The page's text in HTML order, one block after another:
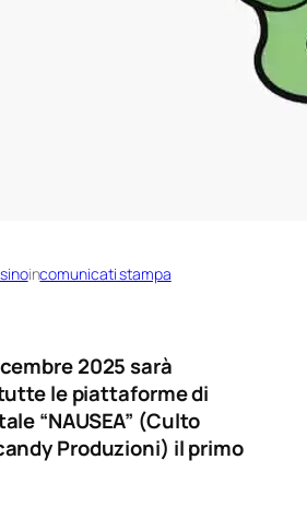
incomunicati stampa
2025 sarà
le piattaforme di
“NAUSEA” (Culto
Produzioni) il primo